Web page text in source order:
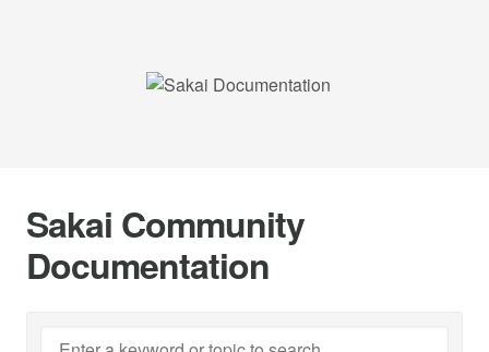
Sakai Community
Documentation